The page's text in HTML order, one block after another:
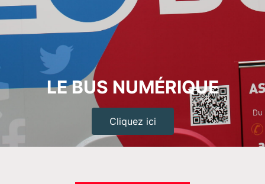
LE BUS NUMÉRIQUE
Cliquez ici